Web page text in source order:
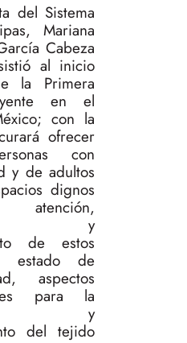
del Sistema
Mariana
Cabeza
al inicio
la Primera
en el
con la
ofrecer
con
y de adultos
dignos
y
de estos
estado de
aspectos
para la
y
del tejido